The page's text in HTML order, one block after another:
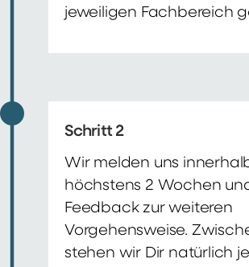
jeweiligen Fachbereich
Schritt 2
Wir melden uns
höchstens 2 Wochen
Feedback zur weiteren
Vorgehensweise.
stehen wir Dir natürlich